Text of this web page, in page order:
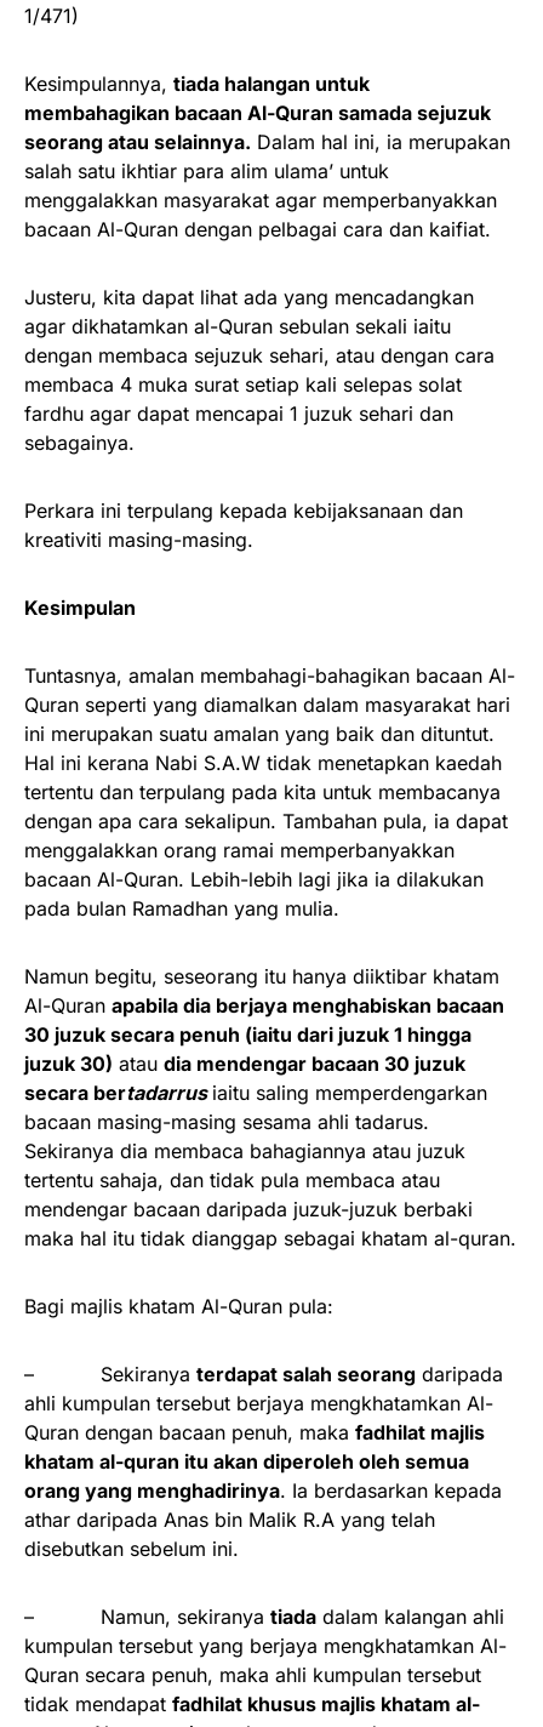
1/471)
Kesimpulannya, tiada halangan untuk
membahagikan bacaan Al-Quran samada sejuzuk
seorang atau selainnya. Dalam hal ini, ia merupakan
salah satu ikhtiar para alim ulama’ untuk
menggalakkan masyarakat agar memperbanyakkan
bacaan Al-Quran dengan pelbagai cara dan kaifiat.
Justeru, kita dapat lihat ada yang mencadangkan
agar dikhatamkan al-Quran sebulan sekali iaitu
dengan membaca sejuzuk sehari, atau dengan cara
membaca 4 muka surat setiap kali selepas solat
fardhu agar dapat mencapai 1 juzuk sehari dan
sebagainya.
Perkara ini terpulang kepada kebijaksanaan dan
kreativiti masing-masing.
Kesimpulan
Tuntasnya, amalan membahagi-bahagikan bacaan Al-
Quran seperti yang diamalkan dalam masyarakat hari
ini merupakan suatu amalan yang baik dan dituntut.
Hal ini kerana Nabi S.A.W tidak menetapkan kaedah
tertentu dan terpulang pada kita untuk membacanya
dengan apa cara sekalipun. Tambahan pula, ia dapat
menggalakkan orang ramai memperbanyakkan
bacaan Al-Quran. Lebih-lebih lagi jika ia dilakukan
pada bulan Ramadhan yang mulia.
Namun begitu, seseorang itu hanya diiktibar khatam
Al-Quran apabila dia berjaya menghabiskan bacaan
30 juzuk secara penuh (iaitu dari juzuk 1 hingga
juzuk 30) atau dia mendengar bacaan 30 juzuk
secara bertadarrus iaitu saling memperdengarkan
bacaan masing-masing sesama ahli tadarus.
Sekiranya dia membaca bahagiannya atau juzuk
tertentu sahaja, dan tidak pula membaca atau
mendengar bacaan daripada juzuk-juzuk berbaki
maka hal itu tidak dianggap sebagai khatam al-quran.
Bagi majlis khatam Al-Quran pula:
– Sekiranya terdapat salah seorang daripada
ahli kumpulan tersebut berjaya mengkhatamkan Al-
Quran dengan bacaan penuh, maka fadhilat majlis
khatam al-quran itu akan diperoleh oleh semua
orang yang menghadirinya. Ia berdasarkan kepada
athar daripada Anas bin Malik R.A yang telah
disebutkan sebelum ini.
– Namun, sekiranya tiada dalam kalangan ahli
kumpulan tersebut yang berjaya mengkhatamkan Al-
Quran secara penuh, maka ahli kumpulan tersebut
tidak mendapat fadhilat khusus majlis khatam al-